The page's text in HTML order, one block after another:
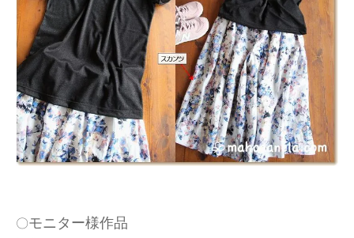
〇モニター様作品